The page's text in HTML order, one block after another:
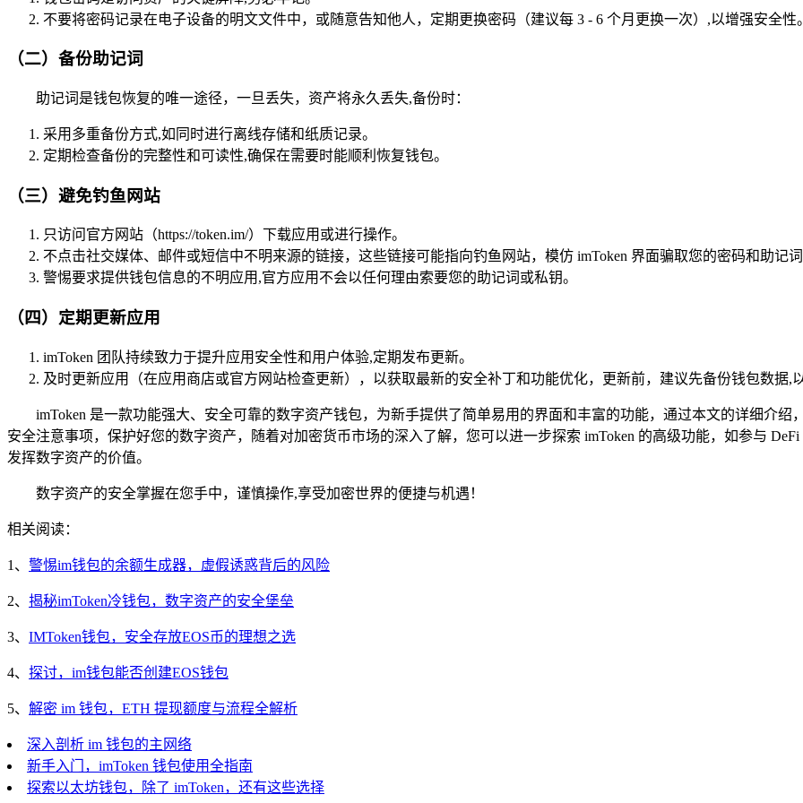
不要将密码记录在电子设备的明文文件中，或随意告知他人，定期更换密码（建议每 3 - 6 个月更换一次）,以增强安全性。
（二）备份助记词
助记词是钱包恢复的唯一途径，一旦丢失，资产将永久丢失,备份时：
采用多重备份方式,如同时进行离线存储和纸质记录。
定期检查备份的完整性和可读性,确保在需要时能顺利恢复钱包。
（三）避免钓鱼网站
只访问官方网站（https://token.im/）下载应用或进行操作。
不点击社交媒体、邮件或短信中不明来源的链接，这些链接可能指向钓鱼网站，模仿 imToken 界面骗取您的密码和助记词
警惕要求提供钱包信息的不明应用,官方应用不会以任何理由索要您的助记词或私钥。
（四）定期更新应用
imToken 团队持续致力于提升应用安全性和用户体验,定期发布更新。
及时更新应用（在应用商店或官方网站检查更新），以获取最新的安全补丁和功能优化，更新前，建议先备份钱包数据,
imToken 是一款功能强大、安全可靠的数字资产钱包，为新手提供了简单易用的界面和丰富的功能，通过本文的详细介绍
安全注意事项，保护好您的数字资产，随着对加密货币市场的深入了解，您可以进一步探索 imToken 的高级功能，如参与
发挥数字资产的价值。
数字资产的安全掌握在您手中，谨慎操作,享受加密世界的便捷与机遇！
相关阅读：
1、 警惕im钱包的余额生成器，虚假诱惑背后的风险
2、 揭秘imToken冷钱包，数字资产的安全堡垒
3、 IMToken钱包，安全存放EOS币的理想之选
4、 探讨，im钱包能否创建EOS钱包
5、 解密 im 钱包，ETH 提现额度与流程全解析
深入剖析 im 钱包的主网络
新手入门，imToken 钱包使用全指南
探索以太坊钱包，除了 imToken，还有这些选择